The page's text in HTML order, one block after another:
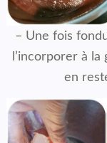
– Une fois
l’incorporer à
en